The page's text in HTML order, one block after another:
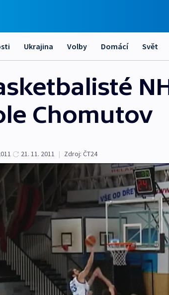
Ukrajina Volby Domácí Svět
Chomutov
21. 11. 2011 | Zdroj: ČT24